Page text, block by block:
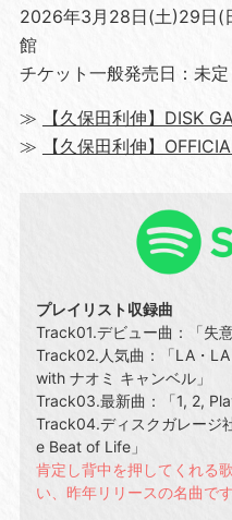
2026年3月28日(土)29日(
館
チケット一般発売日：未定
≫
【久保田利伸】DISK
≫
【久保田利伸】
プレイリスト収録曲
Track01.デビュー曲：「失
Track02.人気曲：「LA・
with ナオミ キャンベル」
Track03.最新曲：「1, 2,
Track04.ディスクガレージ
e Beat of Life」
肯定し背中を押してくれる
い、昨年リリースの名曲で